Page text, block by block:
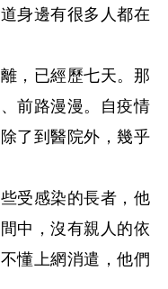
身邊有很多人都在
，已經歷七天。那
前路漫漫。自疫情
了到醫院外，幾乎
受感染的長者，他
中，沒有親人的依
懂上網消遣，他們